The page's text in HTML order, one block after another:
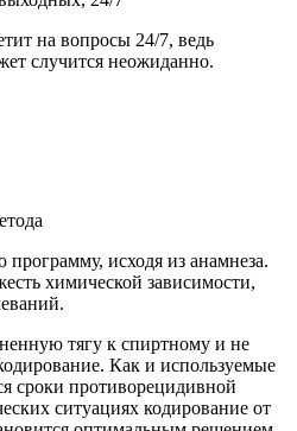
на вопросы 24/7, ведь
случится неожиданно.
исходя из анамнеза.
химической зависимости,
тягу к спиртному и не
Как и используемые
сроки противорецидивной
ситуациях кодирование от